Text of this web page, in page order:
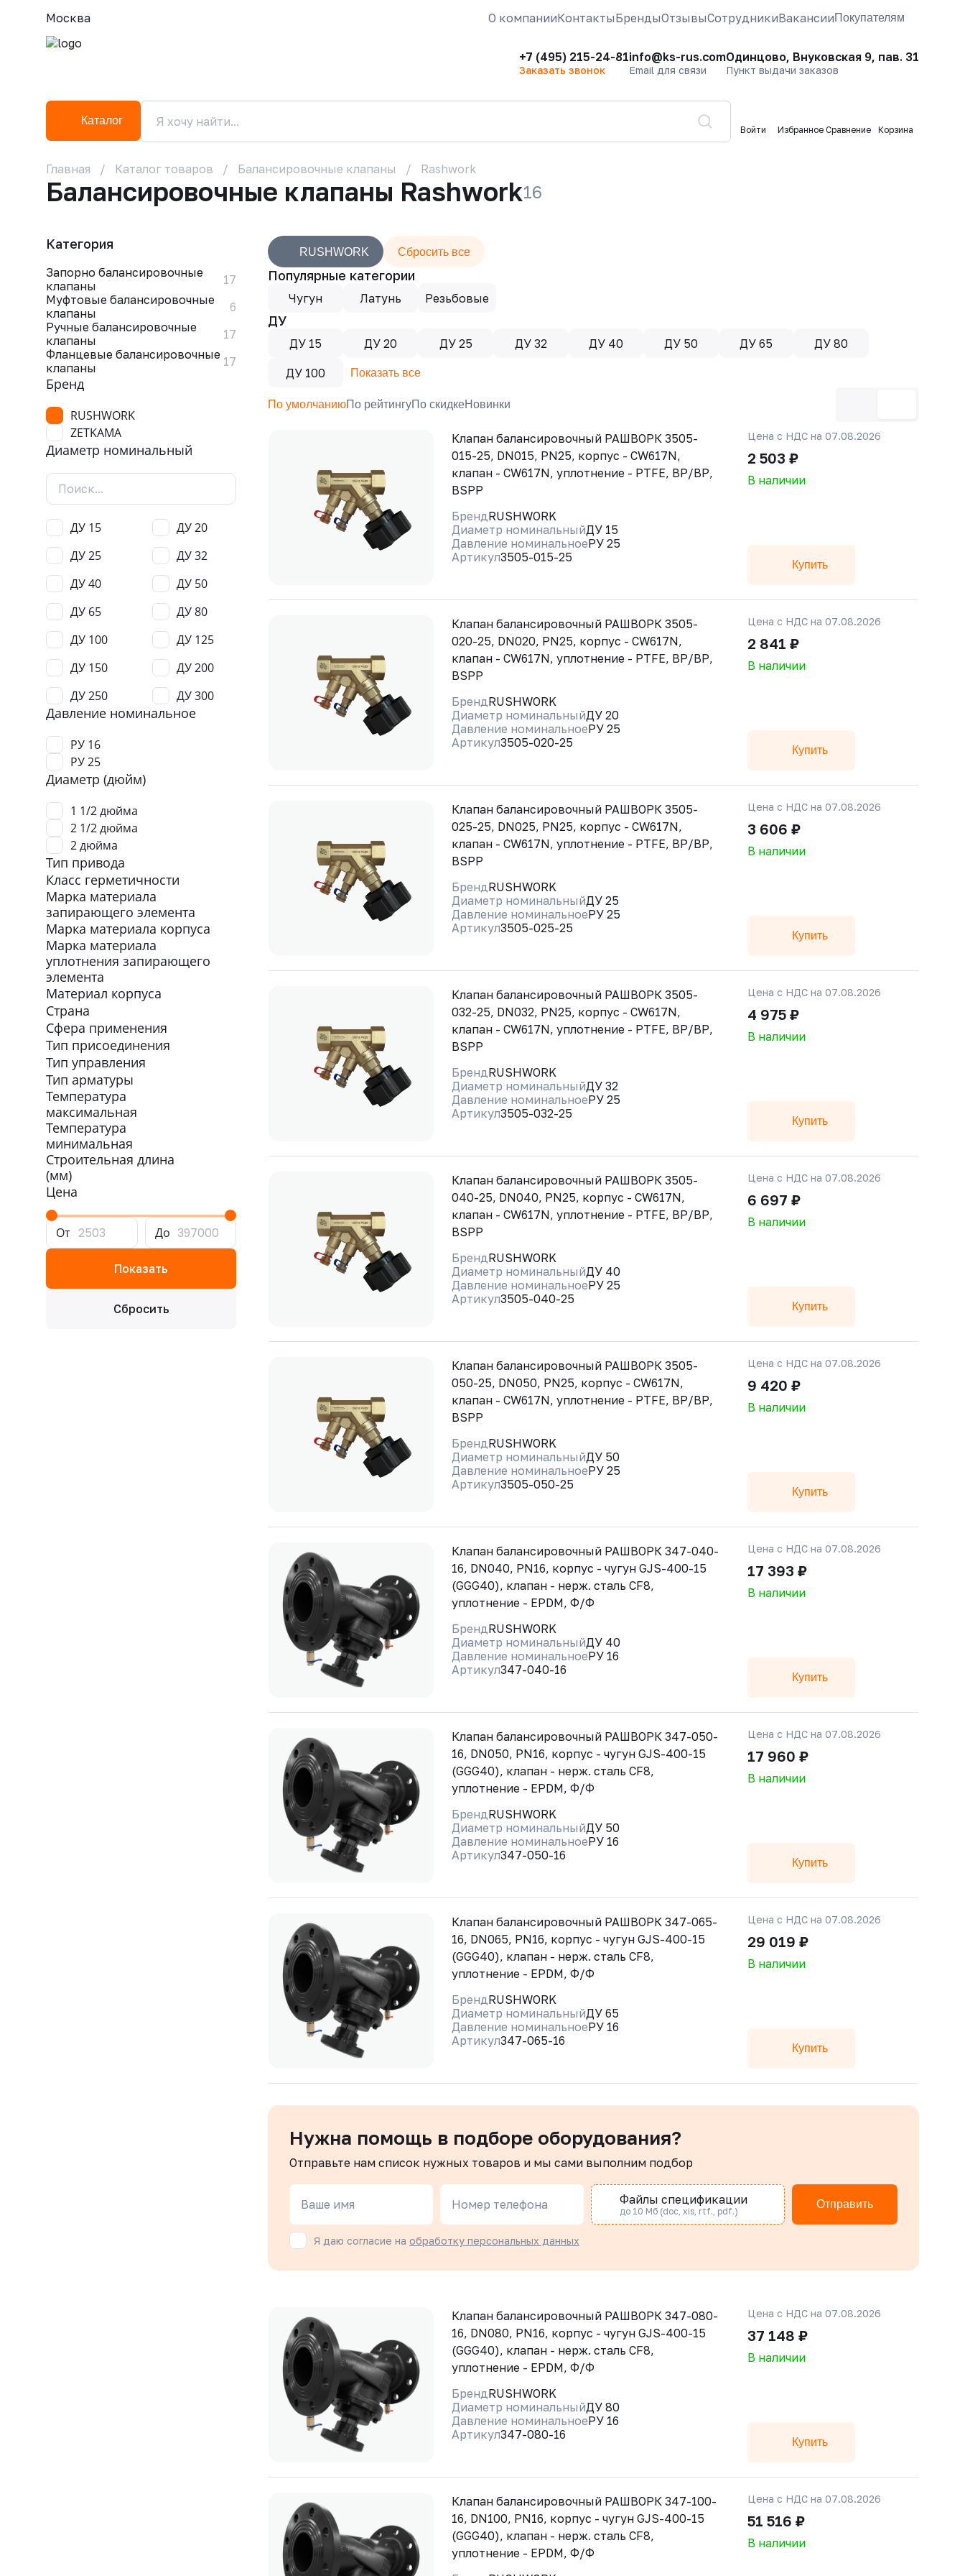
Москва О компанииКонтактыБрендыОтзывыСотрудникиВакансииПокупателям
+7 (495) 215-24-81
Заказать звонок
info@ks-rus.com
Email для связи
Одинцово, Внуковская 9, пав. 31
Пункт выдачи заказов
Каталог
Войти Избранное Сравнение Корзина
Главная Каталог товаров Балансировочные клапаны Rashwork
Балансировочные клапаны Rashwork16
Категория
Запорно балансировочные
клапаны
17
Муфтовые балансировочные
клапаны
6
Ручные балансировочные
клапаны
17
Фланцевые балансировочные
клапаны
17
Бренд
RUSHWORK
ZETKAMA
Диаметр номинальный
ДУ 15
ДУ 20
ДУ 25
ДУ 32
ДУ 40
ДУ 50
ДУ 65
ДУ 80
ДУ 100
ДУ 125
ДУ 150
ДУ 200
ДУ 250
ДУ 300
Давление номинальное
РУ 16
РУ 25
Диаметр (дюйм)
1 1/2 дюйма
2 1/2 дюйма
2 дюйма
Тип привода
Класс герметичности
Марка материала
запирающего элемента
Марка материала корпуса
Марка материала
уплотнения запирающего
элемента
Материал корпуса
Страна
Сфера применения
Тип присоединения
Тип управления
Тип арматуры
Температура
максимальная
Температура
минимальная
Строительная длина
(мм)
Цена
От До
RUSHWORK Сбросить все
Популярные категории
Чугун Латунь Резьбовые
ДУ
ДУ 15 ДУ 20 ДУ 25 ДУ 32 ДУ 40 ДУ 50 ДУ 65 ДУ 80
ДУ 100 Показать все
По умолчаниюПо рейтингуПо скидкеНовинки
Клапан балансировочный РАШВОРК 3505-
015-25, DN015, PN25, корпус - CW617N,
клапан - CW617N, уплотнение - PTFE, ВР/ВР,
BSPP
БрендRUSHWORK
Диаметр номинальныйДУ 15
Давление номинальноеРУ 25
Артикул3505-015-25
Цена с НДС на 07.08.2026
2 503 ₽
В наличии
Купить
Клапан балансировочный РАШВОРК 3505-
020-25, DN020, PN25, корпус - CW617N,
клапан - CW617N, уплотнение - PTFE, ВР/ВР,
BSPP
БрендRUSHWORK
Диаметр номинальныйДУ 20
Давление номинальноеРУ 25
Артикул3505-020-25
Цена с НДС на 07.08.2026
2 841 ₽
В наличии
Купить
Клапан балансировочный РАШВОРК 3505-
025-25, DN025, PN25, корпус - CW617N,
клапан - CW617N, уплотнение - PTFE, ВР/ВР,
BSPP
БрендRUSHWORK
Диаметр номинальныйДУ 25
Давление номинальноеРУ 25
Артикул3505-025-25
Цена с НДС на 07.08.2026
3 606 ₽
В наличии
Купить
Клапан балансировочный РАШВОРК 3505-
032-25, DN032, PN25, корпус - CW617N,
клапан - CW617N, уплотнение - PTFE, ВР/ВР,
BSPP
БрендRUSHWORK
Диаметр номинальныйДУ 32
Давление номинальноеРУ 25
Артикул3505-032-25
Цена с НДС на 07.08.2026
4 975 ₽
В наличии
Купить
Клапан балансировочный РАШВОРК 3505-
040-25, DN040, PN25, корпус - CW617N,
клапан - CW617N, уплотнение - PTFE, ВР/ВР,
BSPP
БрендRUSHWORK
Диаметр номинальныйДУ 40
Давление номинальноеРУ 25
Артикул3505-040-25
Цена с НДС на 07.08.2026
6 697 ₽
В наличии
Купить
Клапан балансировочный РАШВОРК 3505-
050-25, DN050, PN25, корпус - CW617N,
клапан - CW617N, уплотнение - PTFE, ВР/ВР,
BSPP
БрендRUSHWORK
Диаметр номинальныйДУ 50
Давление номинальноеРУ 25
Артикул3505-050-25
Цена с НДС на 07.08.2026
9 420 ₽
В наличии
Купить
Клапан балансировочный РАШВОРК 347-040-
16, DN040, PN16, корпус - чугун GJS-400-15
(GGG40), клапан - нерж. сталь CF8,
уплотнение - EPDM, Ф/Ф
БрендRUSHWORK
Диаметр номинальныйДУ 40
Давление номинальноеРУ 16
Артикул347-040-16
Цена с НДС на 07.08.2026
17 393 ₽
В наличии
Купить
Клапан балансировочный РАШВОРК 347-050-
16, DN050, PN16, корпус - чугун GJS-400-15
(GGG40), клапан - нерж. сталь CF8,
уплотнение - EPDM, Ф/Ф
БрендRUSHWORK
Диаметр номинальныйДУ 50
Давление номинальноеРУ 16
Артикул347-050-16
Цена с НДС на 07.08.2026
17 960 ₽
В наличии
Купить
Клапан балансировочный РАШВОРК 347-065-
16, DN065, PN16, корпус - чугун GJS-400-15
(GGG40), клапан - нерж. сталь CF8,
уплотнение - EPDM, Ф/Ф
БрендRUSHWORK
Диаметр номинальныйДУ 65
Давление номинальноеРУ 16
Артикул347-065-16
Цена с НДС на 07.08.2026
29 019 ₽
В наличии
Купить
Нужна помощь в подборе оборудования?
Отправьте нам список нужных товаров и мы сами выполним подбор
Ваше имя Номер телефона Файлы спецификации
до 10 Мб (doc, xis, rtf., pdf.)
Отправить
Я даю согласие на обработку персональных данных
Клапан балансировочный РАШВОРК 347-080-
16, DN080, PN16, корпус - чугун GJS-400-15
(GGG40), клапан - нерж. сталь CF8,
уплотнение - EPDM, Ф/Ф
БрендRUSHWORK
Диаметр номинальныйДУ 80
Давление номинальноеРУ 16
Артикул347-080-16
Цена с НДС на 07.08.2026
37 148 ₽
В наличии
Купить
Клапан балансировочный РАШВОРК 347-100-
16, DN100, PN16, корпус - чугун GJS-400-15
(GGG40), клапан - нерж. сталь CF8,
уплотнение - EPDM, Ф/Ф
Цена с НДС на 07.08.2026
51 516 ₽
В наличии